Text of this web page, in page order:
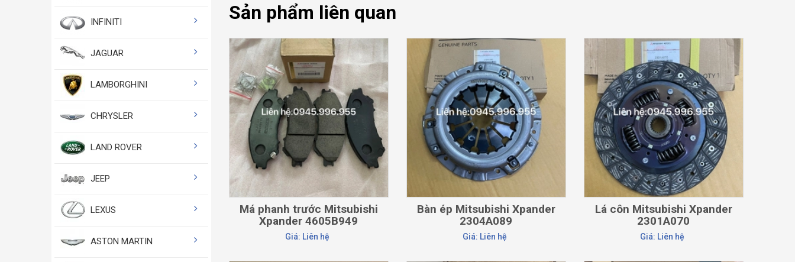
Sản phẩm liên quan
CHI TIẾT
Má phanh trước Mitsubishi
Xpander 4605B949
Giá: Liên hệ
CHI TIẾT
Bàn ép Mitsubishi Xpander
2304A089
Giá: Liên hệ
CHI TIẾT
Lá côn Mitsubishi Xpander
2301A070
Giá: Liên hệ
INFINITI
JAGUAR
LAMBORGHINI
CHRYSLER
LAND ROVER
JEEP
LEXUS
ASTON MARTIN